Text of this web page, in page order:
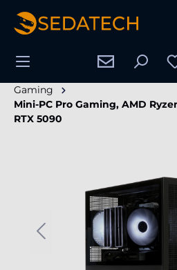
principale
Gaming
Mini-PC Pro Gaming, AMD
RTX 5090